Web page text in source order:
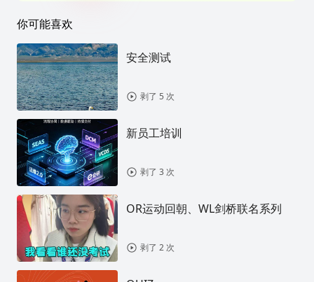
你可能喜欢
安全测试
剥了 5 次
新员工培训
剥了 3 次
OR运动回朝、WL剑桥联名系列
剥了 2 次